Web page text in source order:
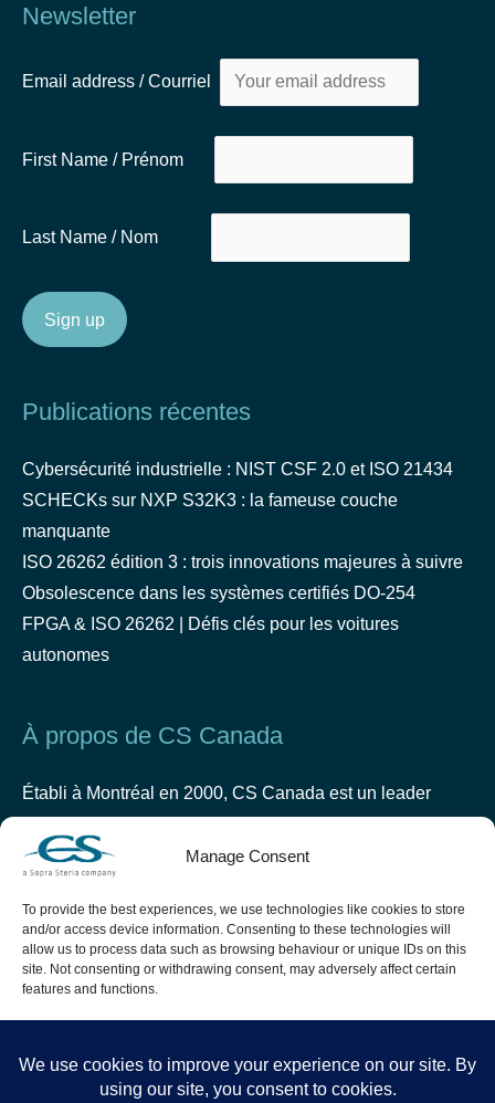
Manage Consent
To provide the best experiences, we use technologies like cookies to store
and/or access device information. Consenting to these technologies will
allow us to process data such as browsing behaviour or unique IDs on this
site. Not consenting or withdrawing consent, may adversely affect certain
features and functions.
Newsletter
Email address / Courriel
First Name / Prénom
Last Name / Nom
Publications récentes
Cybersécurité industrielle : NIST CSF 2.0 et ISO 21434
SCHECKs sur NXP S32K3 : la fameuse couche
manquante
ISO 26262 édition 3 : trois innovations majeures à suivre
Obsolescence dans les systèmes certifiés DO-254
FPGA & ISO 26262 | Défis clés pour les voitures
autonomes
À propos de CS Canada
Établi à Montréal en 2000, CS Canada est un leader
industries suivantes : Sécurité & Défense, Espace,